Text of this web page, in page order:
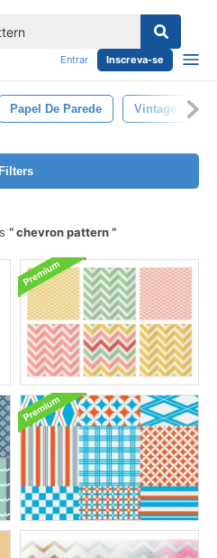
Entrar Inscreva-se
Papel De Parede Vintage
Filters
chevron pattern